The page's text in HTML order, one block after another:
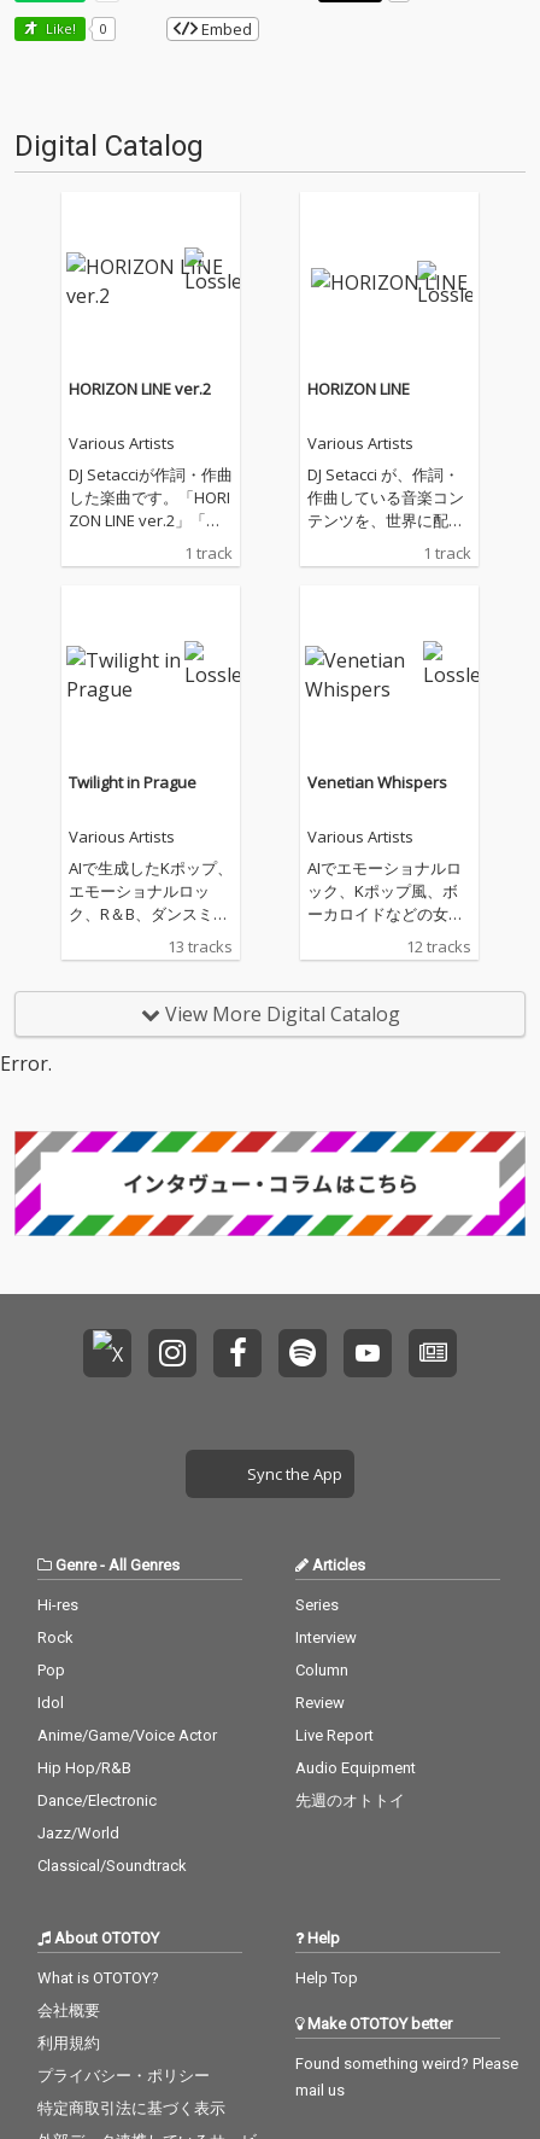
Like! 0 Embed
Digital Catalog
HORIZON LINE ver.2
Various Artists
DJ Setacciが作詞・作曲
した楽曲です。「HORI
ZON LINE ver.2」「水
として、配信いたしま
境とともに生きること
の大切さに、想いを込
めて創りました。
1 track
HORIZON LINE
Various Artists
DJ Setacci が、作詞・
作曲している音楽コン
テンツを、世界に配信
しています。主なジャ
ンルは、House、R&
1 track
Twilight in Prague
Various Artists
AIで生成したKポップ、
エモーショナルロッ
ク、R＆B、ダンスミュ
ージックの曲を配信し
ています。私の生成し
入りの曲になることを
願っています。
13 tracks
Venetian Whispers
Various Artists
AIでエモーショナルロ
ック、Kポップ風、ボ
ーカロイドなどの女性
す。基本的に英語で、
きなので幅広く、あな
たの生活の中に溶け込
12 tracks
View More Digital Catalog
Error.
Sync the App
Genre- All Genres
Hi-res
Rock
Pop
Idol
Anime/Game/Voice Actor
Hip Hop/R&B
Dance/Electronic
Jazz/World
Classical/Soundtrack
Articles
Series
Interview
Column
Review
Live Report
Audio Equipment
先週のオトトイ
About OTOTOY
What is OTOTOY?
会社概要
利用規約
プライバシー・ポリシー
特定商取引法に基づく表示
Help
Help Top
Make OTOTOY better
Found something weird? Please
mail us